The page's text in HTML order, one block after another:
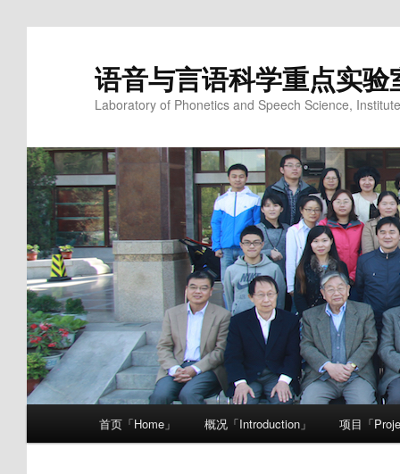
语音与言语科学重点实验
Laboratory of Phonetics and Speech Science,
跳至主内容区域
跳至副内容区域
首页「Home」 概况「Introduction」 项目「